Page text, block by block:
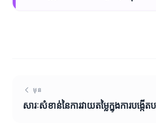
មុន
សារៈសំខាន់នៃការវាយតម្លៃក្នុងការបង្កើតប